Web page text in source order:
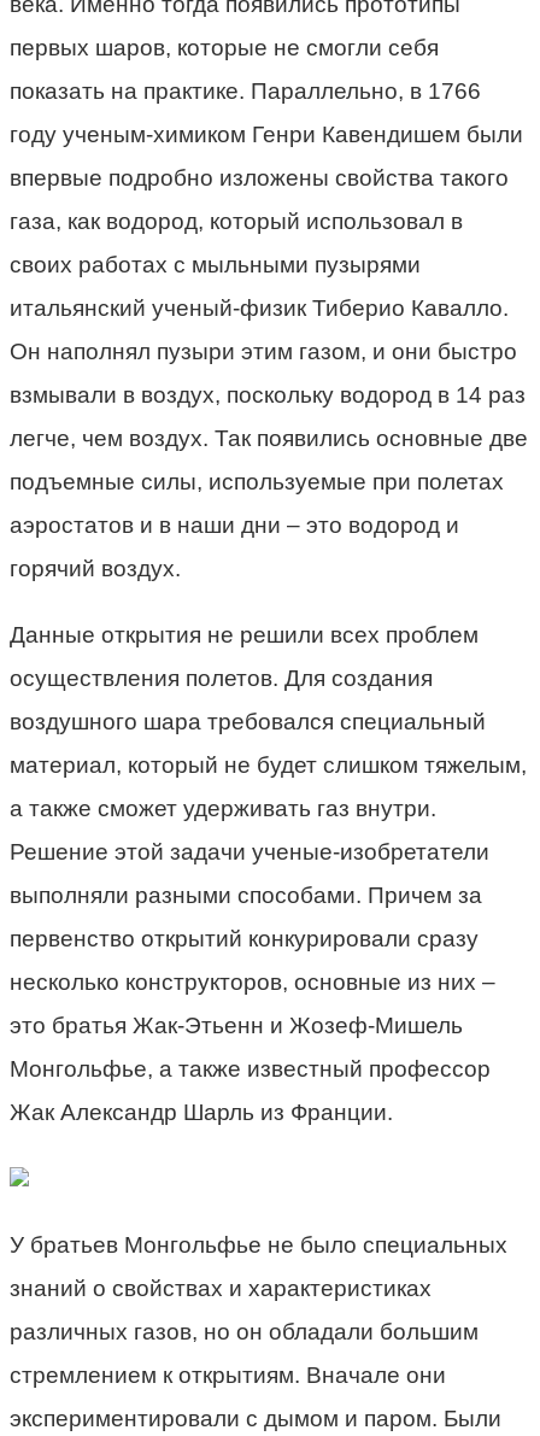
первых шаров, которые не смогли себя
показать на практике. Параллельно, в 1766
году ученым-химиком Генри Кавендишем были
впервые подробно изложены свойства такого
газа, как водород, который использовал в
своих работах с мыльными пузырями
итальянский ученый-физик Тиберио Кавалло.
Он наполнял пузыри этим газом, и они быстро
взмывали в воздух, поскольку водород в 14 раз
легче, чем воздух. Так появились основные две
подъемные силы, используемые при полетах
аэростатов и в наши дни – это водород и
горячий воздух.
Данные открытия не решили всех проблем
осуществления полетов. Для создания
воздушного шара требовался специальный
материал, который не будет слишком тяжелым,
а также сможет удерживать газ внутри.
Решение этой задачи ученые-изобретатели
выполняли разными способами. Причем за
первенство открытий конкурировали сразу
несколько конструкторов, основные из них –
это братья Жак-Этьенн и Жозеф-Мишель
Монгольфье, а также известный профессор
Жак Александр Шарль из Франции.
У братьев Монгольфье не было специальных
знаний о свойствах и характеристиках
различных газов, но он обладали большим
стремлением к открытиям. Вначале они
экспериментировали с дымом и паром. Были